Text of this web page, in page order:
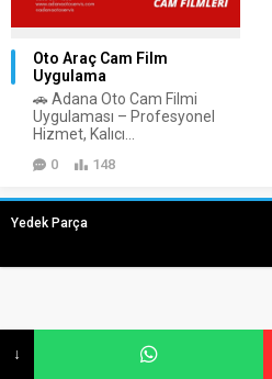
Oto Araç Cam Film
Uygulama
🚗 Adana Oto Cam Filmi
Uygulaması – Profesyonel
Hizmet, Kalıcı...
0 148
Yedek Parça
↓